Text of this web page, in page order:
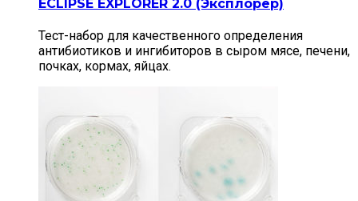
ECLIPSE EXPLORER 2.0 (Эксплорер)
Тест-набор для качественного определения
антибиотиков и ингибиторов в сыром мясе, печени,
почках, кормах, яйцах.